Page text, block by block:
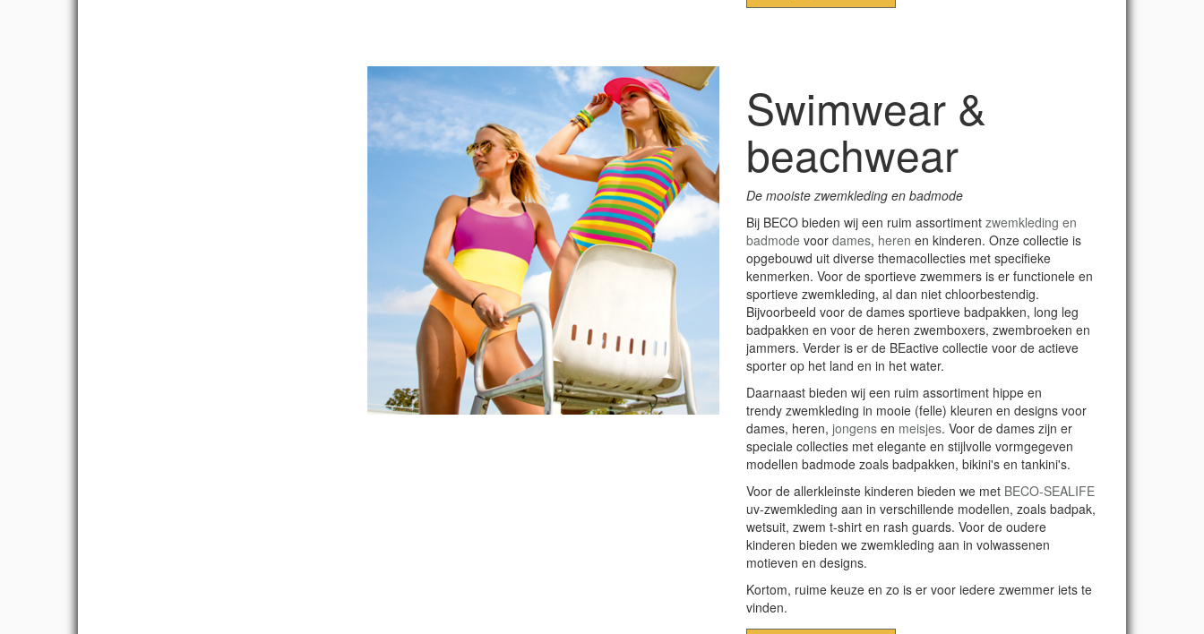
Swimwear &
beachwear
De mooiste zwemkleding en badmode
Bij BECO bieden wij een ruim assortimentzwemkleding en
badmode voordames, heren en kinderen. Onze collectie is
opgebouwd uit diverse themacollecties met specifieke
kenmerken. Voor de sportieve zwemmers is er functionele en
sportieve zwemkleding, al dan niet chloorbestendig.
Bijvoorbeeld voor de dames sportieve badpakken, long leg
badpakken en voor de heren zwemboxers, zwembroeken en
jammers. Verder is er de BEactive collectie voor de actieve
sporter op het land en in het water.
Daarnaast bieden wij een ruim assortiment hippe en
trendy zwemkleding in mooie (felle) kleuren en designs voor
dames, heren, jongens en meisjes. Voor de dames zijn er
speciale collecties met elegante en stijlvolle vormgegeven
modellen badmode zoals badpakken, bikini's en tankini's.
Voor de allerkleinste kinderen bieden we met BECO-SEALIFE
uv-zwemkleding aan in verschillende modellen, zoals badpak,
wetsuit, zwem t-shirt en rash guards. Voor de oudere
kinderen bieden we zwemkleding aan in volwassenen
motieven en designs.
Kortom, ruime keuze en zo is er voor iedere zwemmer iets te
vinden.